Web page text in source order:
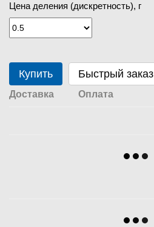
Цена деления (дискретность), г
Купить Быстрый заказ
Доставка Оплата